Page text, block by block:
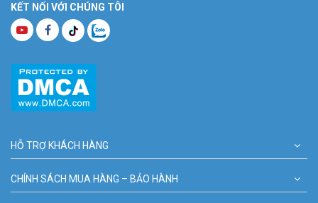
KẾT NỐI VỚI CHÚNG TÔI
HỖ TRỢ KHÁCH HÀNG
CHÍNH SÁCH MUA HÀNG – BẢO HÀNH